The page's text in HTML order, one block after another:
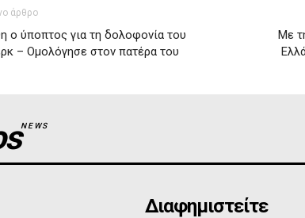
άρθρο
ο ύποπτος για τη δολοφονία του
– Ομολόγησε στον πατέρα του
Με
NEWS
Διαφημιστείτε